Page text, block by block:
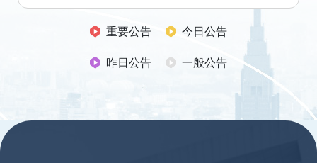
重要公告
今日公告
昨日公告
一般公告